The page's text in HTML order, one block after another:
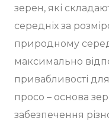
зерен, які
середніх за
природному
максимально
привабливості для
просо – основа
забезпечення